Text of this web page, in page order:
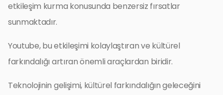
etkileşim kurma konusunda benzersiz fırsatlar
sunmaktadır.
Youtube, bu etkileşimi kolaylaştıran ve kültürel
farkındalığı artıran önemli araçlardan biridir.
Teknolojinin gelişimi, kültürel farkındalığın geleceğini